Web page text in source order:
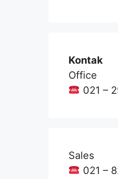
Kontak
Office
021 –
Sales
021 –